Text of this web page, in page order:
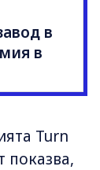
в
в
Turn
показва,